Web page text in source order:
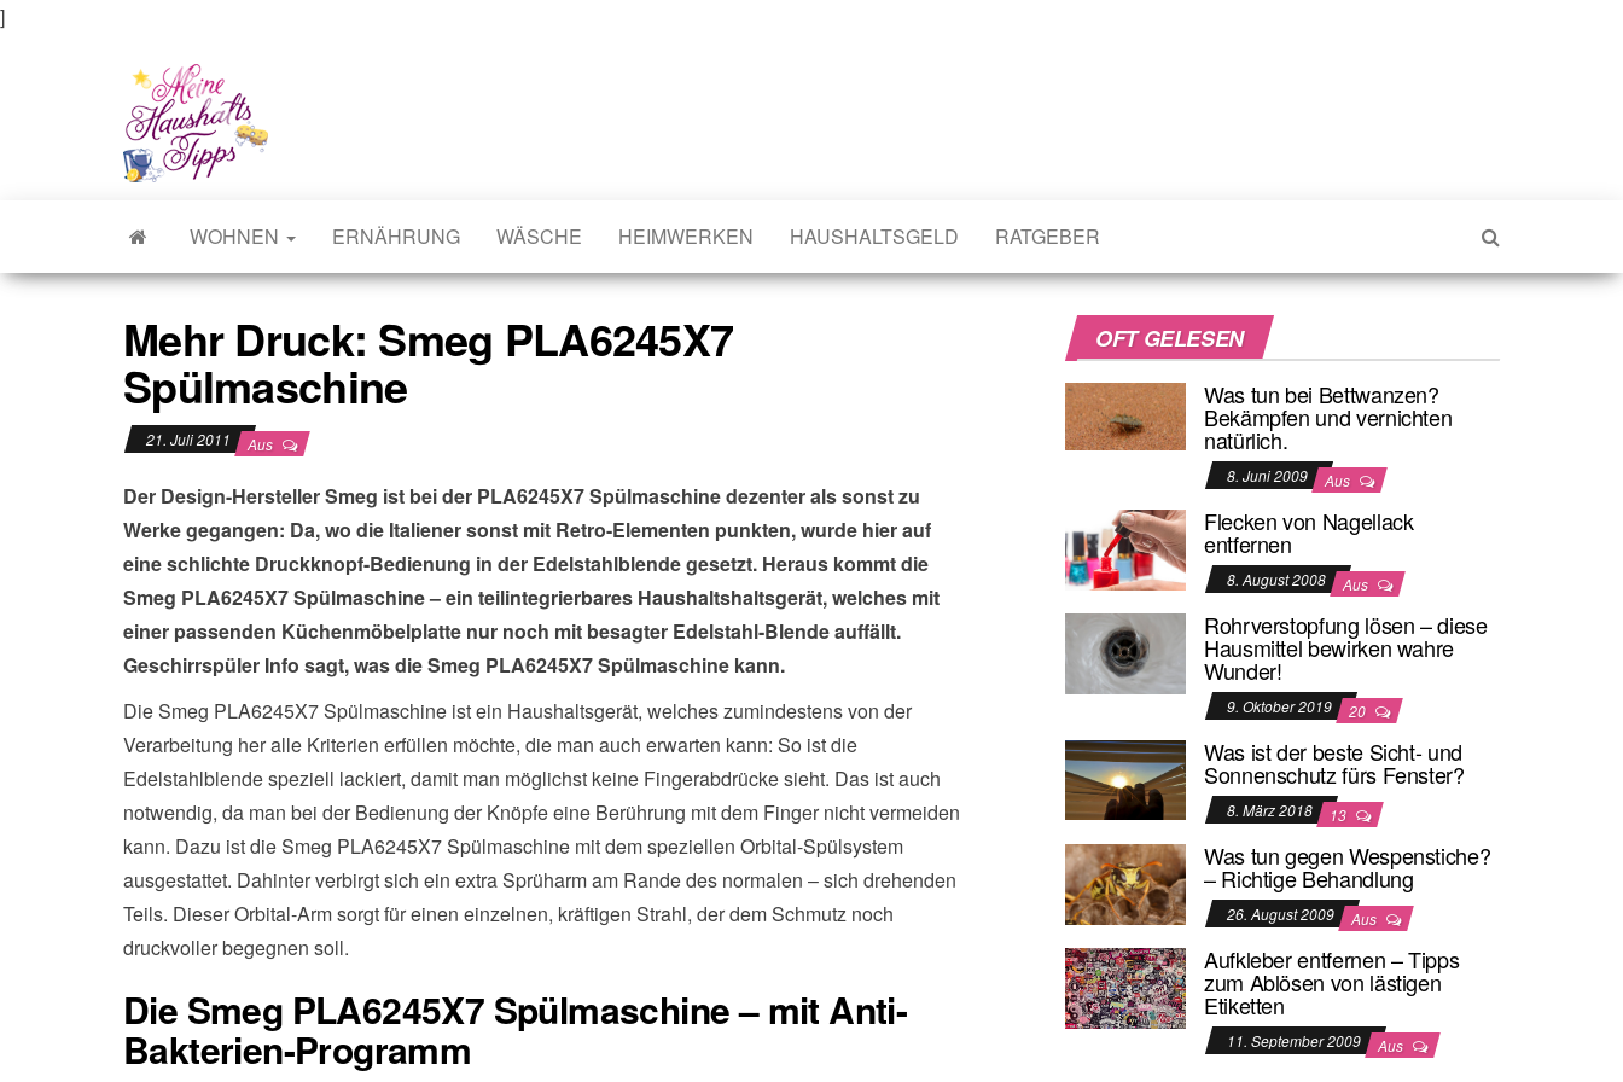
]
Meine Haushaltstipps
Das bisschen Haushalt . . .
WOHNEN ERNÄHRUNG WÄSCHE HEIMWERKEN HAUSHALTSGELD RATGEBER
Mehr Druck: Smeg PLA6245X7
Spülmaschine
21. Juli 2011 Aus
Der Design-Hersteller Smeg ist bei der PLA6245X7 Spülmaschine dezenter als sonst zu
Werke gegangen: Da, wo die Italiener sonst mit Retro-Elementen punkten, wurde hier auf
eine schlichte Druckknopf-Bedienung in der Edelstahlblende gesetzt. Heraus kommt die
Smeg PLA6245X7 Spülmaschine – ein teilintegrierbares Haushaltshaltsgerät, welches mit
einer passenden Küchenmöbelplatte nur noch mit besagter Edelstahl-Blende auffällt.
Geschirrspüler Info sagt, was die Smeg PLA6245X7 Spülmaschine kann.
Die Smeg PLA6245X7 Spülmaschine ist ein Haushaltsgerät, welches zumindestens von der
Verarbeitung her alle Kriterien erfüllen möchte, die man auch erwarten kann: So ist die
Edelstahlblende speziell lackiert, damit man möglichst keine Fingerabdrücke sieht. Das ist auch
notwendig, da man bei der Bedienung der Knöpfe eine Berührung mit dem Finger nicht vermeiden
kann. Dazu ist die Smeg PLA6245X7 Spülmaschine mit dem speziellen Orbital-Spülsystem
ausgestattet. Dahinter verbirgt sich ein extra Sprüharm am Rande des normalen – sich drehenden
Teils. Dieser Orbital-Arm sorgt für einen einzelnen, kräftigen Strahl, der dem Schmutz noch
druckvoller begegnen soll.
Die Smeg PLA6245X7 Spülmaschine – mit Anti-
Bakterien-Programm
OFT GELESEN
Was tun bei Bettwanzen?
Bekämpfen und vernichten
natürlich.
8. Juni 2009 Aus
Flecken von Nagellack
entfernen
8. August 2008 Aus
Rohrverstopfung lösen – diese
Hausmittel bewirken wahre
Wunder!
9. Oktober 2019 20
Was ist der beste Sicht- und
Sonnenschutz fürs Fenster?
8. März 2018 13
Was tun gegen Wespenstiche?
– Richtige Behandlung
26. August 2009 Aus
Aufkleber entfernen – Tipps
zum Ablösen von lästigen
Etiketten
11. September 2009 Aus